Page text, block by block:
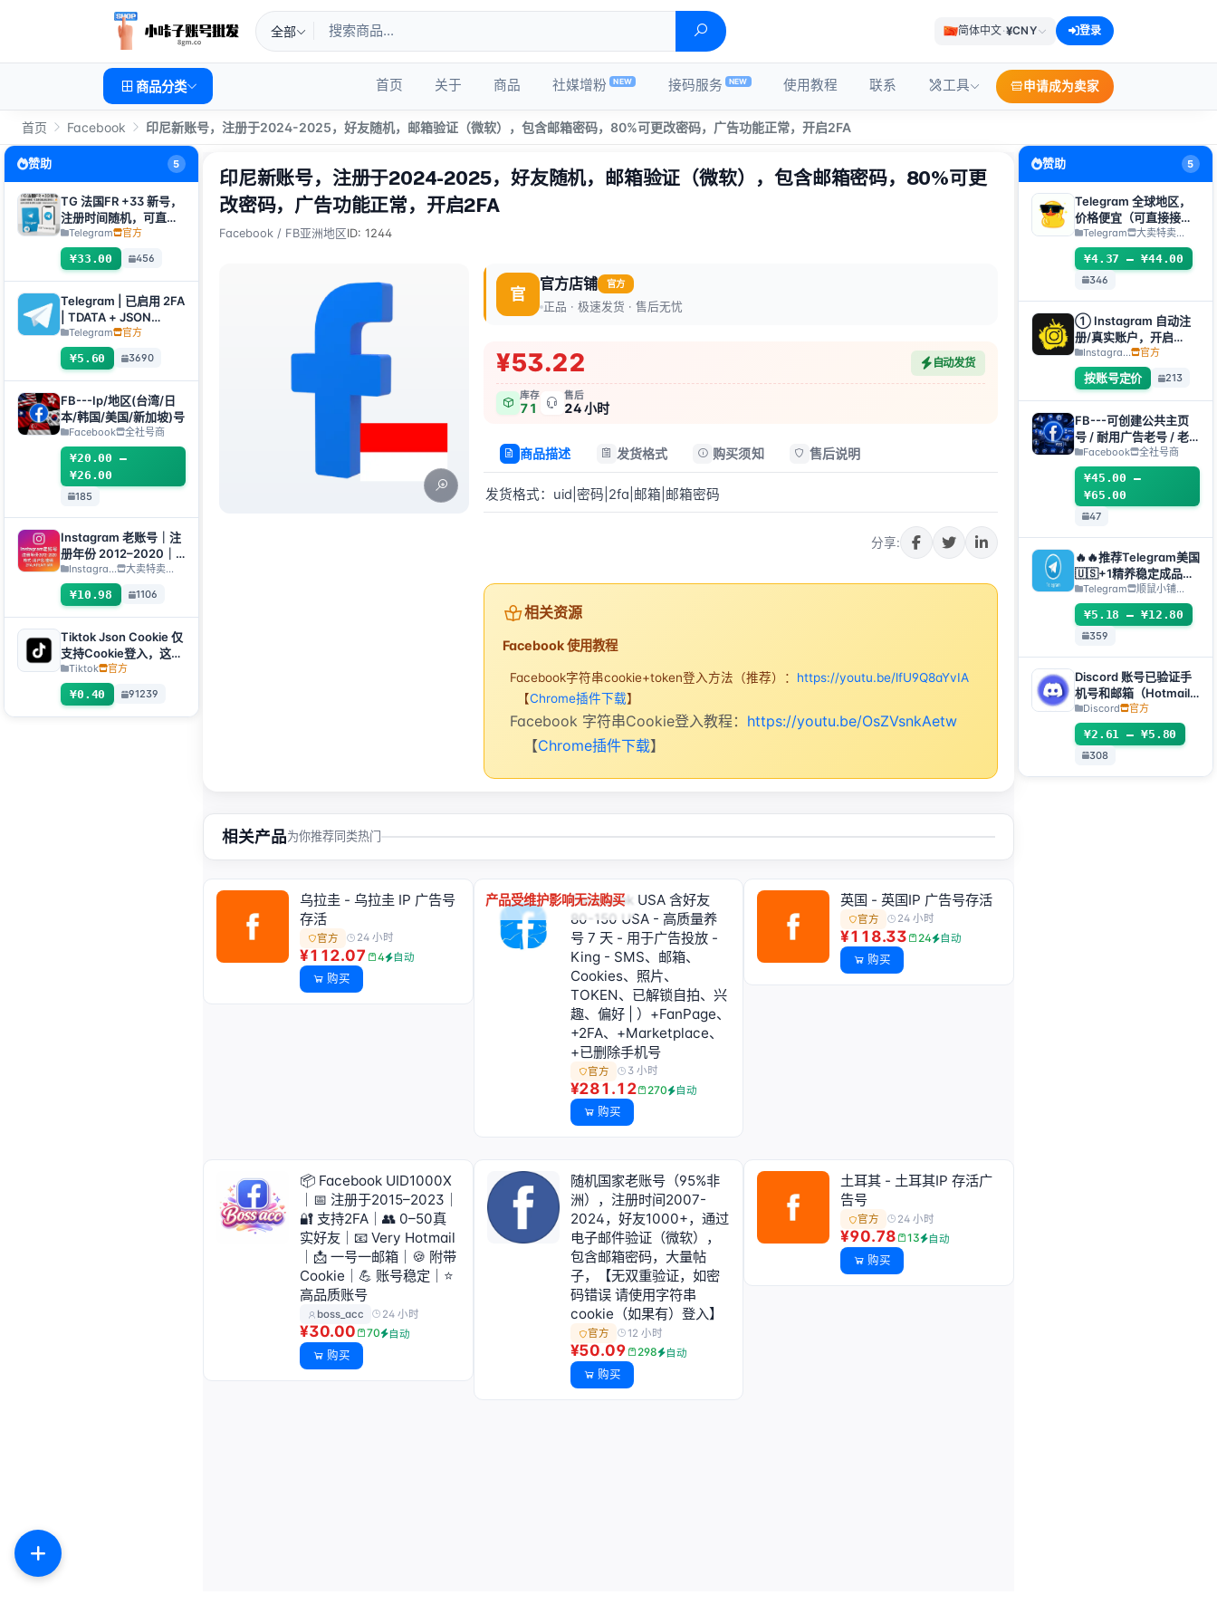
全部 简体中文·¥CNY 登录
商品分类 首页 关于 商品 社媒增粉 NEW 接码服务 NEW 使用教程 联系 工具 申请成为卖家
首页 Facebook 印尼新账号，注册于2024-2025，好友随机，邮箱验证（微软），包含邮箱密码，80%可更改密码，广告功能正常，开启2FA
赞助 5
TG 法国FR +33 新号，
注册时间随机，可直接
获取验证码登入，支持
任何设备（获取验证码
+tdata/session文件）
🔥
Telegram 官方
¥33.00 456
Telegram | 已启用 2FA
| TDATA + JSON
.SESSION | 已通过手机
号 +1（美国）验证 | 账
号年龄：30+ 天 | 注册
国家/地区：美国 | 任何
设备可登入
Telegram 官方
¥5.60 3690
FB---Ip/地区(台湾/日
本/韩国/美国/新加坡)号
Facebook 全社号商
¥20.00 –
¥26.00
185
Instagram 老账号｜注
册年份 2012–2020｜
格式：用户名:密
码:2FA:API:IAM【仅支
持临时使用，所有库存
完成自动检查存活，所
以不对死号进行售后，
如果介意请勿下单】
Instagra... 大卖特卖…
¥10.98 1106
Tiktok Json Cookie 仅
支持Cookie登入，这个
产品没有售后，包括购
买前存在的问题
Tiktok 官方
¥0.40 91239
印尼新账号，注册于2024-2025，好友随机，邮箱验证（微软），包含邮箱密码，80%可更
改密码，广告功能正常，开启2FA
Facebook / FB亚洲地区ID: 1244
官
官方店铺 官方
正品 · 极速发货 · 售后无忧
¥53.22 自动发货
库存
71
售后
24 小时
商品描述 发货格式 购买须知 售后说明
发货格式：uid|密码|2fa|邮箱|邮箱密码
分享:
相关资源
Facebook 使用教程
Facebook字符串cookie+token登入方法（推荐）： https://youtu.be/lfU9Q8aYvIA
【Chrome插件下载】
Facebook 字符串Cookie登入教程： https://youtu.be/OsZVsnkAetw
【Chrome插件下载】
相关产品为你推荐同类热门
乌拉圭 - 乌拉圭 IP 广告号
存活
官方 24 小时
¥112.07 4 自动
购买
FaceLook USA 含好友
80-150 USA - 高质量养
号 7 天 - 用于广告投放 -
King - SMS、邮箱、
Cookies、照片、
TOKEN、已解锁自拍、兴
趣、偏好 | ）+FanPage、
+2FA、+Marketplace、
+已删除手机号
官方 3 小时
¥281.12 270 自动
购买
产品受维护影响无法购买 英国 - 英国IP 广告号存活
官方 24 小时
¥118.33 24 自动
购买
📦 Facebook UID1000X
｜📅 注册于2015–2023｜
🔐 支持2FA｜👥 0–50真
实好友｜📧 Very Hotmail
｜📩 一号一邮箱｜🍪 附带
Cookie｜💪 账号稳定｜⭐
高品质账号
boss_acc 24 小时
¥30.00 70 自动
购买
随机国家老账号（95%非
洲），注册时间2007-
2024，好友1000+，通过
电子邮件验证（微软），
包含邮箱密码，大量帖
子，【无双重验证，如密
码错误 请使用字符串
cookie（如果有）登入】
官方 12 小时
¥50.09 298 自动
购买
土耳其 - 土耳其IP 存活广
告号
官方 24 小时
¥90.78 13 自动
购买
赞助 5
Telegram 全球地区，
价格便宜（可直接接码
登入/TDATA/JSON
.SESSION）
Telegram 大卖特卖…
¥4.37 – ¥44.00
346
① Instagram 自动注
册/真实账户，开启
2FA+邮箱【自选账户】
Instagra... 官方
按账号定价 213
FB---可创建公共主页
号 / 耐用广告老号 / 老
主页(粉丝专页)组合
Facebook 全社号商
¥45.00 –
¥65.00
47
🔥🔥推荐Telegram美国
🇺🇸+1精养稳定成品号
（包登录成功使用）api
接码手机电脑都可登录 ❗️
使用教程请看详情
Telegram 顺鼠小铺…
¥5.18 – ¥12.80
359
Discord 账号已验证手
机号和邮箱（Hotmail
Live）包含2FA和
Token
Discord 官方
¥2.61 – ¥5.80
308